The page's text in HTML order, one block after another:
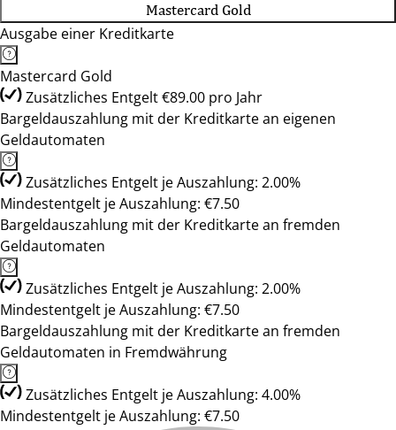
Mastercard Gold
Ausgabe einer Kreditkarte
Mastercard Gold
Zusätzliches Entgelt €89.00 pro Jahr
Bargeldauszahlung mit der Kreditkarte an eigenen
Geldautomaten
Zusätzliches Entgelt je Auszahlung: 2.00%
Mindestentgelt je Auszahlung: €7.50
Bargeldauszahlung mit der Kreditkarte an fremden
Geldautomaten
Zusätzliches Entgelt je Auszahlung: 2.00%
Mindestentgelt je Auszahlung: €7.50
Bargeldauszahlung mit der Kreditkarte an fremden
Geldautomaten in Fremdwährung
Zusätzliches Entgelt je Auszahlung: 4.00%
Mindestentgelt je Auszahlung: €7.50